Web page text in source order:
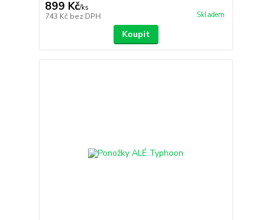
899 Kč/ks
743 Kč bez DPH Skladem
Koupit